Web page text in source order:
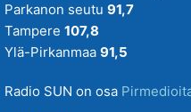
Parkanon seutu 91,7
Tampere 107,8
Ylä-Pirkanmaa 91,5
Radio SUN on osa